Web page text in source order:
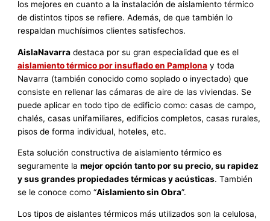
los mejores en cuanto a la instalación de aislamiento térmico
de distintos tipos se refiere. Además, de que también lo
respaldan muchísimos clientes satisfechos.
AislaNavarra destaca por su gran especialidad que es el
aislamiento térmico por insuflado en Pamplona y toda
Navarra (también conocido como soplado o inyectado) que
consiste en rellenar las cámaras de aire de las viviendas. Se
puede aplicar en todo tipo de edificio como: casas de campo,
chalés, casas unifamiliares, edificios completos, casas rurales,
pisos de forma individual, hoteles, etc.
Esta solución constructiva de aislamiento térmico es
seguramente lamejor opción tanto por su precio, su rapidez
y sus grandes propiedades térmicas y acústicas. También
se le conoce como “Aislamiento sin Obra”.
Los tipos de aislantes térmicos más utilizados son la celulosa,